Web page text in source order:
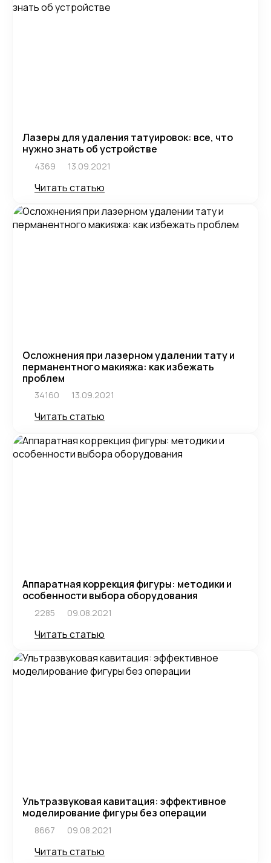
Лазеры для удаления татуировок: все, что
нужно знать об устройстве
4369 13.09.2021
Читать статью
Осложнения при лазерном удалении тату и
перманентного макияжа: как избежать
проблем
34160 13.09.2021
Читать статью
Аппаратная коррекция фигуры: методики и
особенности выбора оборудования
2285 09.08.2021
Читать статью
Ультразвуковая кавитация: эффективное
моделирование фигуры без операции
8667 09.08.2021
Читать статью